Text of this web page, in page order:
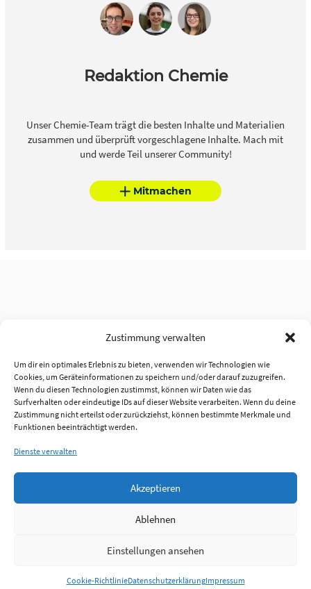
Zustimmung verwalten
Um dir ein optimales Erlebnis zu bieten, verwenden wir Technologien wie
Cookies, um Geräteinformationen zu speichern und/oder darauf zuzugreifen.
Wenn du diesen Technologien zustimmst, können wir Daten wie das
Surfverhalten oder eindeutige IDs auf dieser Website verarbeiten. Wenn du deine
Zustimmung nicht erteilst oder zurückziehst, können bestimmte Merkmale und
Funktionen beeinträchtigt werden.
Dienste verwalten
Akzeptieren
Ablehnen
Einstellungen ansehen
Cookie-RichtlinieDatenschutzerklärungImpressum
Redaktion Chemie
Unser Chemie-Team trägt die besten Inhalte und Materialien
zusammen und überprüft vorgeschlagene Inhalte. Mach mit
und werde Teil unserer Community!
Mitmachen
Anmelden
Jobs Partner FAQ Quellen